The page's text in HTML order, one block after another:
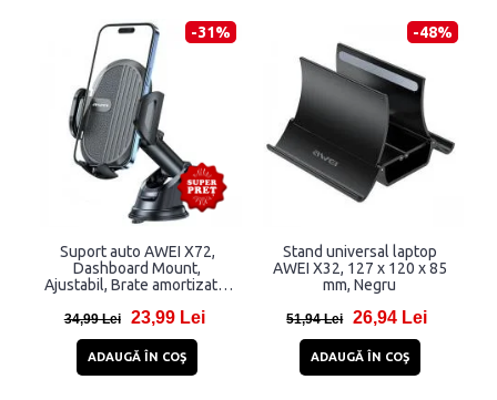
-31%
Suport auto AWEI X72,
Dashboard Mount,
Ajustabil, Brate amortizate,
34,99 Lei 23,99 Lei
ADAUGĂ ÎN COŞ
-48%
Stand universal laptop
AWEI X32, 127 x 120 x 85
mm, Negru
51,94 Lei 26,94 Lei
ADAUGĂ ÎN COŞ